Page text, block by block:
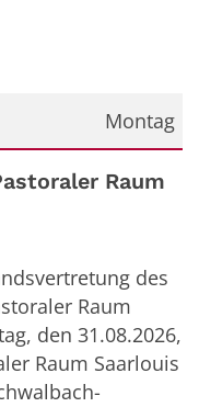
Montag
Raum
des
Raum
den 31.08.2026,
Raum Saarlouis